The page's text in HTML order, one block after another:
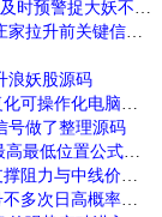
浪妖股源码
号做了整理源码